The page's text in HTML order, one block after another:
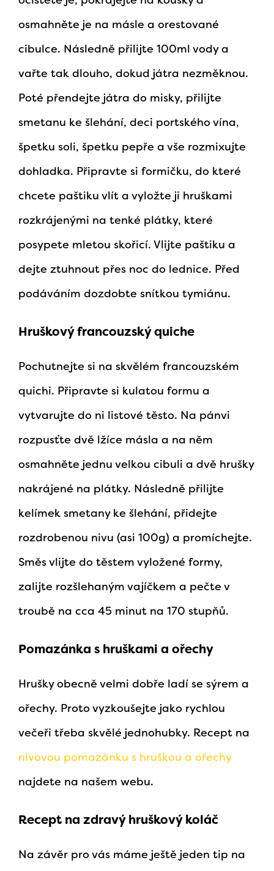
osmahněte je na másle a orestované
cibulce. Následně přilijte 100ml vody a
vařte tak dlouho, dokud játra nezměknou.
Poté přendejte játra do misky, přilijte
smetanu ke šlehání, deci portského vína,
špetku soli, špetku pepře a vše rozmixujte
dohladka. Připravte si formičku, do které
chcete paštiku vlít a vyložte ji hruškami
rozkrájenými na tenké plátky, které
posypete mletou skořicí. Vlijte paštiku a
dejte ztuhnout přes noc do lednice. Před
podáváním dozdobte snítkou tymiánu.
Hruškový francouzský quiche
Pochutnejte si na skvělém francouzském
quichi. Připravte si kulatou formu a
vytvarujte do ni listové těsto. Na pánvi
rozpusťte dvě lžíce másla a na něm
osmahněte jednu velkou cibuli a dvě hrušky
nakrájené na plátky. Následně přilijte
kelímek smetany ke šlehání, přidejte
rozdrobenou nivu (asi 100g) a promíchejte.
Směs vlijte do těstem vyložené formy,
zalijte rozšlehaným vajíčkem a pečte v
troubě na cca 45 minut na 170 stupňů.
Pomazánka s hruškami a ořechy
Hrušky obecně velmi dobře ladí se sýrem a
ořechy. Proto vyzkoušejte jako rychlou
večeři třeba skvělé jednohubky. Recept na
nivovou pomazánku s hruškou a ořechy
najdete na našem webu.
Recept na zdravý hruškový koláč
Na závěr pro vás máme ještě jeden tip na